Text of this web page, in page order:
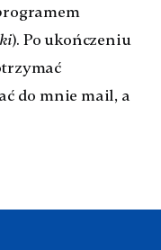
). Po ukończeniu
do mnie mail, a